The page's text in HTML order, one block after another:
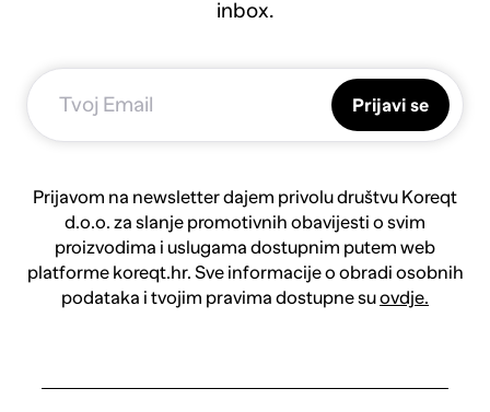
inbox.
Prijavi se
Prijavom na newsletter dajem privolu društvu Koreqt
d.o.o. za slanje promotivnih obavijesti o svim
proizvodima i uslugama dostupnim putem web
platforme koreqt.hr. Sve informacije o obradi osobnih
podataka i tvojim pravima dostupne suovdje.